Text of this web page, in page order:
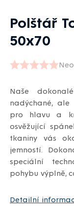
Polštář
50x70
Průměrné
produktu
je
0,0
z
5
hvězdiček.
Naše
nadýchané,
pro hlavu a
osvěžující
tkaniny vás
jemností.
speciální
pohybu výplně,
Detailní